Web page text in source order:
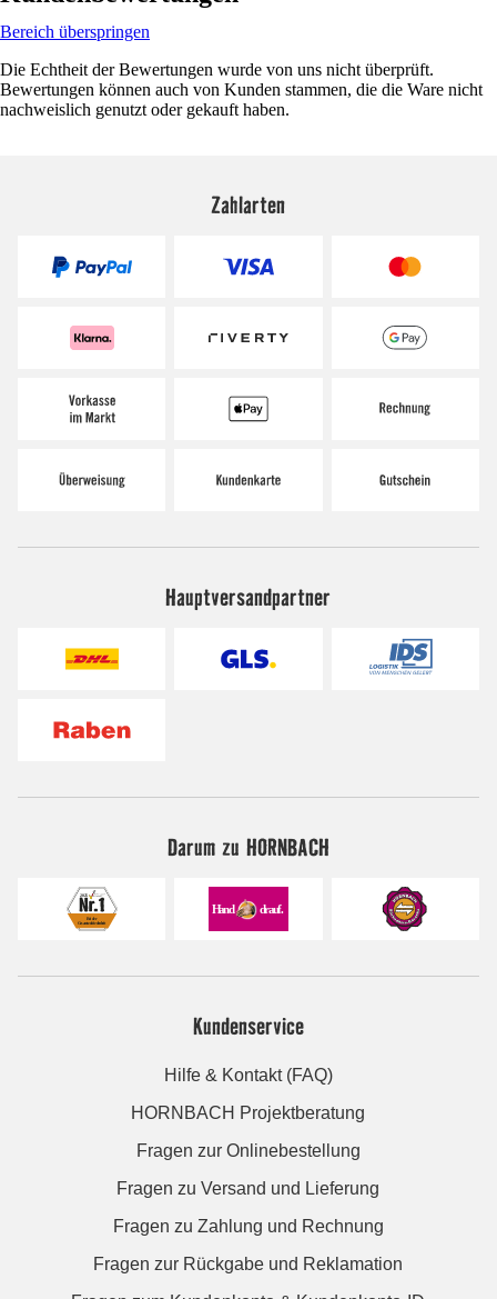
Bereich überspringen
Die Echtheit der Bewertungen wurde von uns nicht überprüft.
Bewertungen können auch von Kunden stammen, die die Ware nicht
nachweislich genutzt oder gekauft haben.
Zahlarten
Hauptversandpartner
Darum zu HORNBACH
Kundenservice
Hilfe & Kontakt (FAQ)
HORNBACH Projektberatung
Fragen zur Onlinebestellung
Fragen zu Versand und Lieferung
Fragen zu Zahlung und Rechnung
Fragen zur Rückgabe und Reklamation